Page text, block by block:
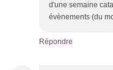
d'une semaine
évènements (du
Répondre